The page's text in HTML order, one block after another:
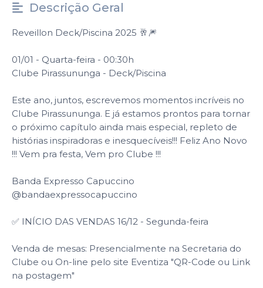
Descrição Geral
Reveillon Deck/Piscina 2025 🥂🎆
01/01 - Quarta-feira - 00:30h
Clube Pirassununga - Deck/Piscina
Este ano, juntos, escrevemos momentos incríveis no
Clube Pirassununga. E já estamos prontos para tornar
o próximo capítulo ainda mais especial, repleto de
histórias inspiradoras e inesquecíveis!!! Feliz Ano Novo
!!! Vem pra festa, Vem pro Clube !!!
Banda Expresso Capuccino
@bandaexpressocapuccino
✅ INÍCIO DAS VENDAS 16/12 - Segunda-feira
Venda de mesas: Presencialmente na Secretaria do
Clube ou On-line pelo site Eventiza "QR-Code ou Link
na postagem"